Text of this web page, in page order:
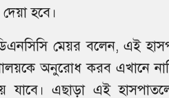
হবে।
মেয়র বলেন, এই
অনুরোধ করব এখানে
যাবে। এছাড়া এই